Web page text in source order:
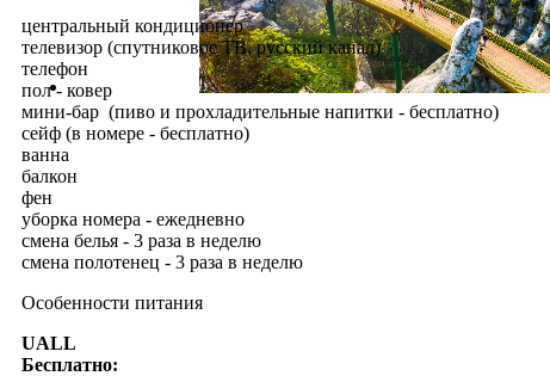
центральный кондиционер
телевизор (спутниковое ТВ, русский канал)
телефон
пол - ковер
мини-бар (пиво и прохладительные напитки - бесплатно)
сейф (в номере - бесплатно)
ванна
балкон
фен
уборка номера - ежедневно
смена белья - 3 раза в неделю
смена полотенец - 3 раза в неделю
Особенности питания
UALL
Бесплатно: